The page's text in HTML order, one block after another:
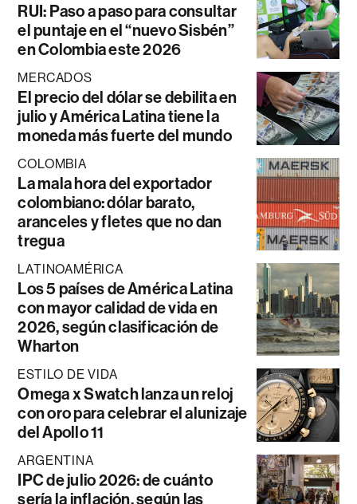
RUI: Paso a paso para consultar
el puntaje en el “nuevo Sisbén”
en Colombia este 2026
MERCADOS
El precio del dólar se debilita en
julio y América Latina tiene la
moneda más fuerte del mundo
COLOMBIA
La mala hora del exportador
colombiano: dólar barato,
aranceles y fletes que no dan
tregua
LATINOAMÉRICA
Los 5 países de América Latina
con mayor calidad de vida en
2026, según clasificación de
Wharton
ESTILO DE VIDA
Omega x Swatch lanza un reloj
con oro para celebrar el alunizaje
del Apollo 11
ARGENTINA
IPC de julio 2026: de cuánto
sería la inflación, según las